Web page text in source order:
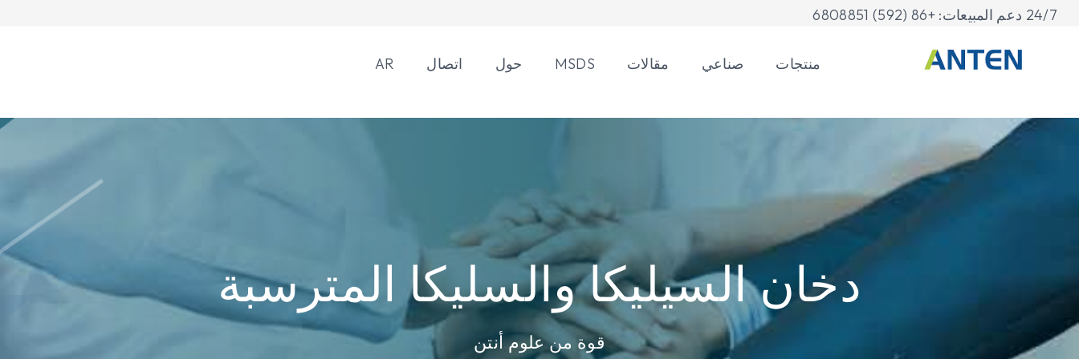
24/7 دعم المبيعات: +86 (592) 6808851
منتجات صناعي مقالات MSDS حول اتصال AR
دخان السيليكا والسليكا المترسبة
قوة من علوم أنتن